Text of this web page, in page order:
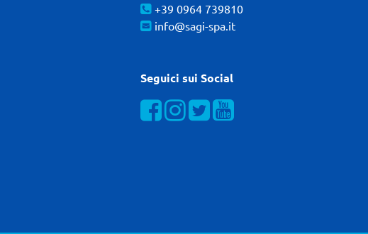
+39 0964 739810
info@sagi-spa.it
Seguici sui Social
Visualizza la nostra pagina Facebook
Visualizza il nostro profilo
Visualizza il nostro profilo
Visualizza il nostro canale